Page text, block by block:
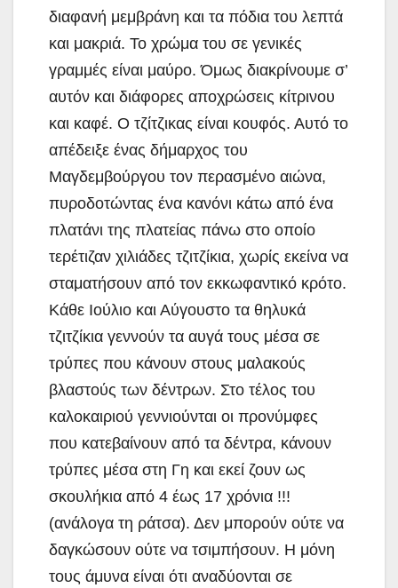
διαφανή μεμβράνη και τα πόδια του λεπτά
και μακριά. Το χρώμα του σε γενικές
γραμμές είναι μαύρο. Όμως διακρίνουμε σ’
αυτόν και διάφορες αποχρώσεις κίτρινου
και καφέ. Ο τζίτζικας είναι κουφός. Αυτό το
απέδειξε ένας δήμαρχος του
Μαγδεμβούργου τον περασμένο αιώνα,
πυροδοτώντας ένα κανόνι κάτω από ένα
πλατάνι της πλατείας πάνω στο οποίο
τερέτιζαν χιλιάδες τζιτζίκια, χωρίς εκείνα να
σταματήσουν από τον εκκωφαντικό κρότο.
Κάθε Ιούλιο και Αύγουστο τα θηλυκά
τζιτζίκια γεννούν τα αυγά τους μέσα σε
τρύπες που κάνουν στους μαλακούς
βλαστούς των δέντρων. Στο τέλος του
καλοκαιριού γεννιούνται οι προνύμφες
που κατεβαίνουν από τα δέντρα, κάνουν
τρύπες μέσα στη Γη και εκεί ζουν ως
σκουλήκια από 4 έως 17 χρόνια !!!
(ανάλογα τη ράτσα). Δεν μπορούν ούτε να
δαγκώσουν ούτε να τσιμπήσουν. Η μόνη
τους άμυνα είναι ότι αναδύονται σε